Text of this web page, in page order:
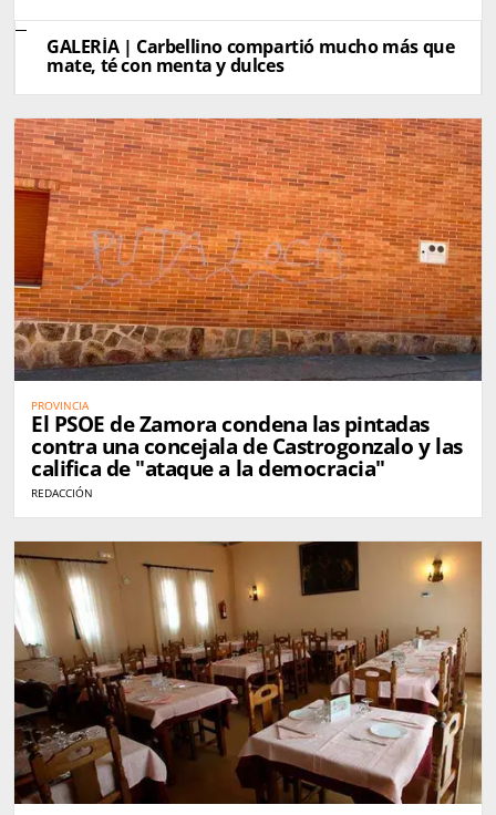
GALERÍA | Carbellino compartió mucho más que
mate, té con menta y dulces
PROVINCIA
El PSOE de Zamora condena las pintadas
contra una concejala de Castrogonzalo y las
califica de "ataque a la democracia"
REDACCIÓN